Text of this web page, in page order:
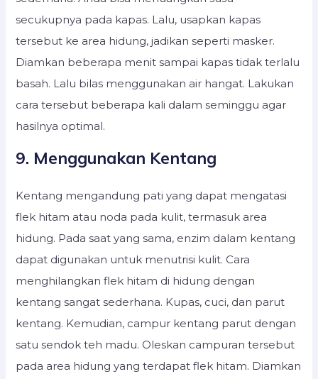
secukupnya pada kapas. Lalu, usapkan kapas
tersebut ke area hidung, jadikan seperti masker.
Diamkan beberapa menit sampai kapas tidak terlalu
basah. Lalu bilas menggunakan air hangat. Lakukan
cara tersebut beberapa kali dalam seminggu agar
hasilnya optimal.
9. Menggunakan Kentang
Kentang mengandung pati yang dapat mengatasi
flek hitam atau noda pada kulit, termasuk area
hidung. Pada saat yang sama, enzim dalam kentang
dapat digunakan untuk menutrisi kulit. Cara
menghilangkan flek hitam di hidung dengan
kentang sangat sederhana. Kupas, cuci, dan parut
kentang. Kemudian, campur kentang parut dengan
satu sendok teh madu. Oleskan campuran tersebut
pada area hidung yang terdapat flek hitam. Diamkan